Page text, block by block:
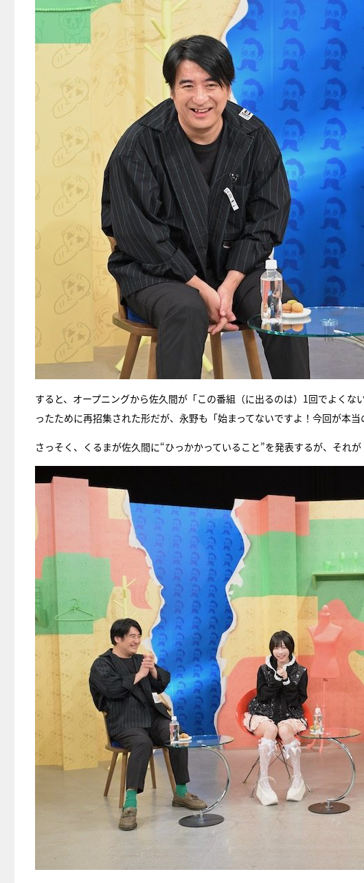
すると、オープニングから佐久間が「この番組（に出るのは）1回でよく
ったために再招集された形だが、永野も「始まってないですよ！今回が本当
さっそく、くるまが佐久間に“ひっかかっていること”を発表するが、それ